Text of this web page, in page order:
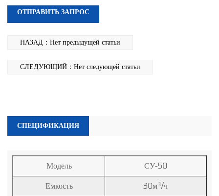
ОТПРАВИТЬ ЗАПРОС
НАЗАД：Нет предыдущей статьи
СЛЕДУЮЩИЙ：Нет следующей статьи
СПЕЦИФИКАЦИЯ
Модель
СУ-50
Емкость
30м³/ч